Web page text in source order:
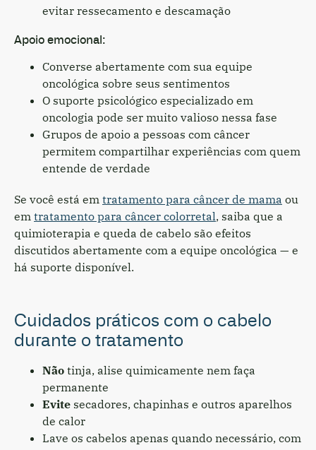
evitar ressecamento e descamação
Apoio emocional:
Converse abertamente com sua equipe
oncológica sobre seus sentimentos
O suporte psicológico especializado em
oncologia pode ser muito valioso nessa fase
Grupos de apoio a pessoas com câncer
permitem compartilhar experiências com quem
entende de verdade
Se você está em tratamento para câncer de mama ou
em tratamento para câncer colorretal, saiba que a
quimioterapia e queda de cabelo são efeitos
discutidos abertamente com a equipe oncológica — e
há suporte disponível.
Cuidados práticos com o cabelo
durante o tratamento
Não tinja, alise quimicamente nem faça
permanente
Evite secadores, chapinhas e outros aparelhos
de calor
Lave os cabelos apenas quando necessário, com